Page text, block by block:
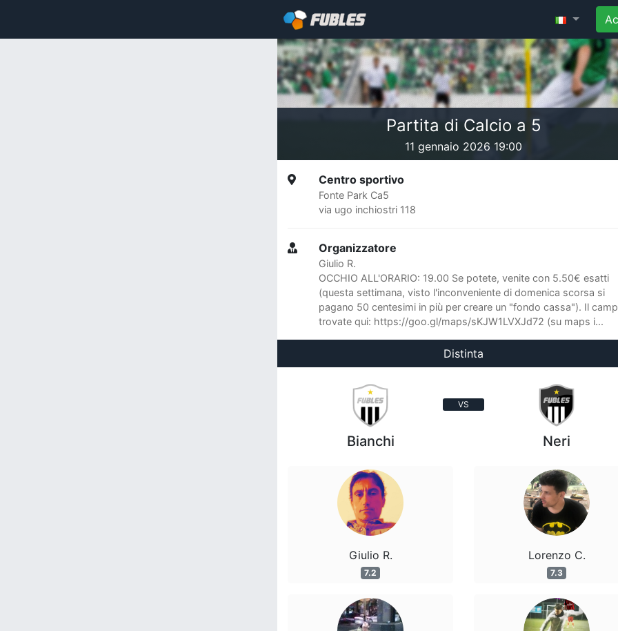
Partita di Calcio a 5
11 gennaio 2026 19:00
Centro sportivo
Fonte Park Ca5
via ugo inchiostri 118
Organizzatore
Giulio R.
OCCHIO ALL'ORARIO: 19.00 Se potete, venite con 5.50€ esatti
(questa settimana, visto l'inconveniente di domenica scorsa si
pagano 50 centesimi in più per creare un "fondo cassa"). Il
trovate qui: https://goo.gl/maps/sKJW1LVXJd72 (su maps i...
Distinta
VS
Bianchi
Giulio R.
7.2
Neri
Lorenzo C.
7.3